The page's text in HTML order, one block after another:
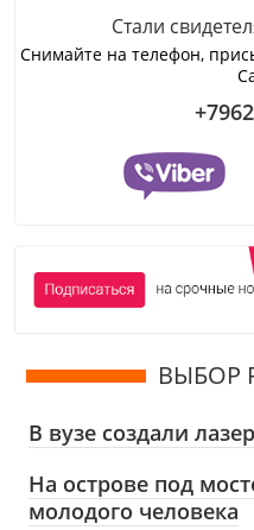
Стали
Снимайте на телефон,
ВЫБОР
В вузе создали
На острове под
молодого человека